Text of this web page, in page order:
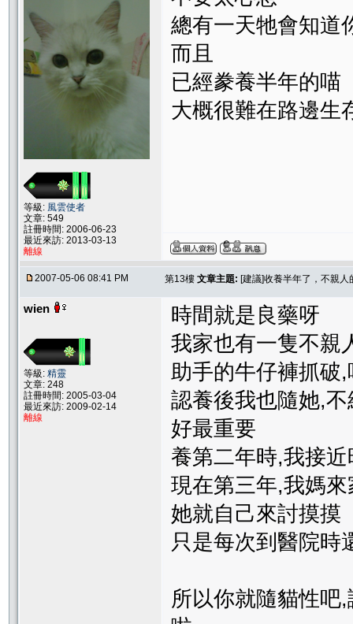
等級: 風雲使者
文章: 549
註冊時間: 2006-06-23
最近來訪: 2013-03-13
離線
總有一天牠會知道
而且
已經豢養半年的喵
大概很難在路邊生
2007-05-06 08:41 PM 第13樓 文章主題: [建議]收養半年了，不親
wien
等級: 精靈
文章: 248
註冊時間: 2005-03-04
最近來訪: 2009-02-14
離線
時間就是良藥呀
我家也有一隻不親
助手的牛仔褲抓破
認養後我也隨她,
好最重要
養第二年時,我接
現在第三年,我媽
她就自己來討摸摸
只是每次到醫院時
所以你就隨貓性吧